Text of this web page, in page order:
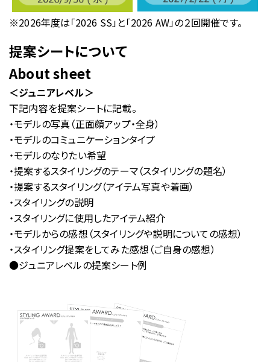
※2026年度は「2026 SS」と「2026 AW」の２回開催です。
提案シートについて
About sheet
＜ジュニアレベル＞
下記内容を提案シートに記載。
・モデルの写真（正面顔アップ・全身）
・モデルのコミュニケーションタイプ
・モデルのなりたい希望
・提案するスタイリングのテーマ（スタイリングの題名）
・提案するスタイリング（アイテム写真や着画）
・スタイリングの説明
・スタイリングに使用したアイテム紹介
・モデルからの感想（スタイリングや説明についての感想）
・スタイリング提案をしてみた感想（ご自身の感想）
●ジュニアレベルの提案シート例